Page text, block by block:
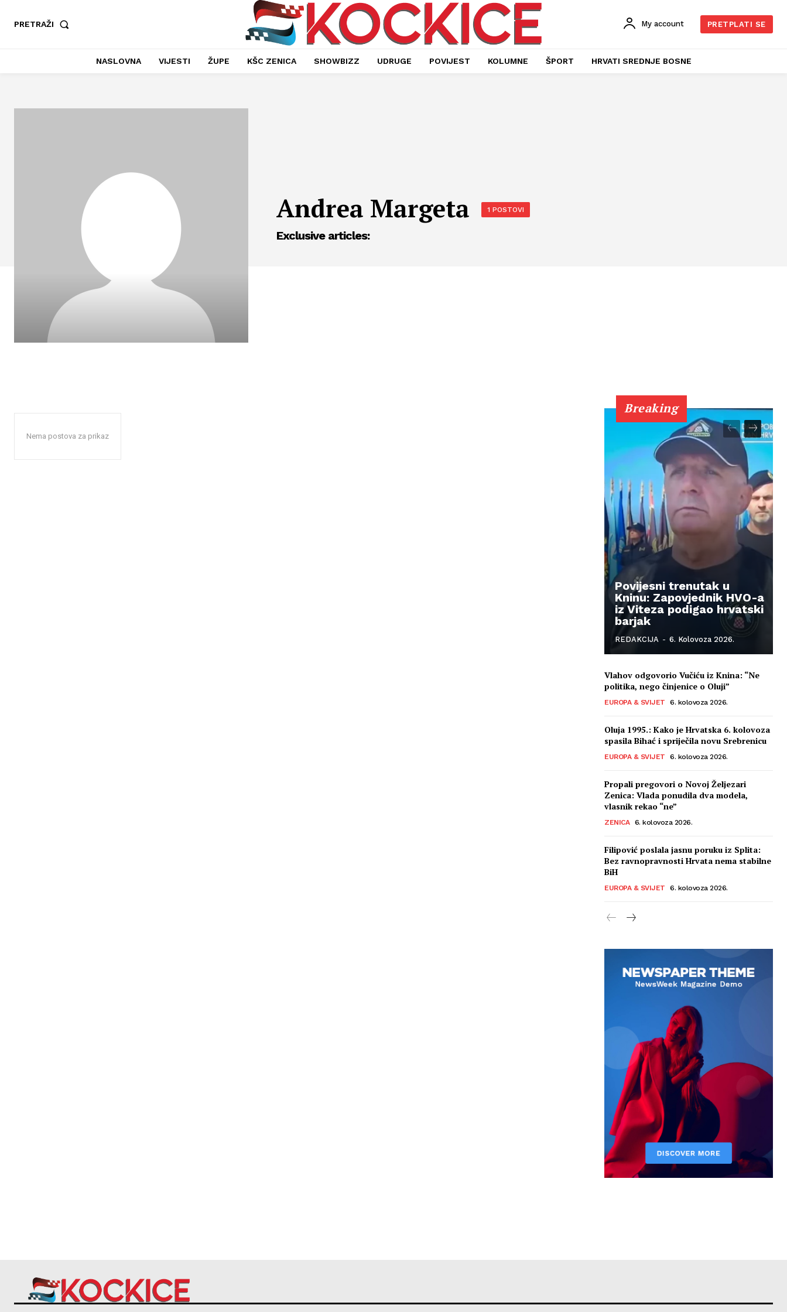
PRETRAŽI My account PRETPLATI SE
NASLOVNA VIJESTI ŽUPE KŠC ZENICA SHOWBIZZ UDRUGE POVIJEST KOLUMNE ŠPORT HRVATI SREDNJE BOSNE
Andrea Margeta 1 POSTOVI
Exclusive articles:
Nema postova za prikaz
Breaking
Povijesni trenutak u
Kninu: Zapovjednik HVO-a
iz Viteza podigao hrvatski
barjak
REDAKCIJA - 6. Kolovoza 2026.
Vlahov odgovorio Vučiću iz Knina: “Ne
politika, nego činjenice o Oluji”
EUROPA & SVIJET 6. kolovoza 2026.
Oluja 1995.: Kako je Hrvatska 6. kolovoza
spasila Bihać i spriječila novu Srebrenicu
EUROPA & SVIJET 6. kolovoza 2026.
Propali pregovori o Novoj Željezari
Zenica: Vlada ponudila dva modela,
vlasnik rekao “ne”
ZENICA 6. kolovoza 2026.
Filipović poslala jasnu poruku iz Splita:
Bez ravnopravnosti Hrvata nema stabilne
BiH
EUROPA & SVIJET 6. kolovoza 2026.